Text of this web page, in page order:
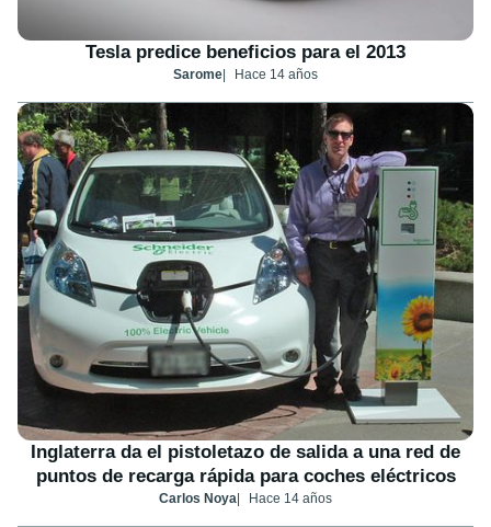
Tesla predice beneficios para el 2013
Sarome Hace 14 años
Inglaterra da el pistoletazo de salida a una red de
puntos de recarga rápida para coches eléctricos
Carlos Noya Hace 14 años